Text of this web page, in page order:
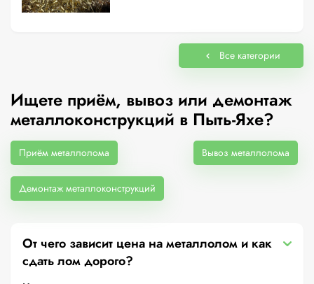
Все категории
Ищете приём, вывоз или демонтаж
металлоконструкций в Пыть-Яхе?
Приём металлолома Вывоз металлолома
Демонтаж металлоконструкций
От чего зависит цена на металлолом и как
сдать лом дорого?